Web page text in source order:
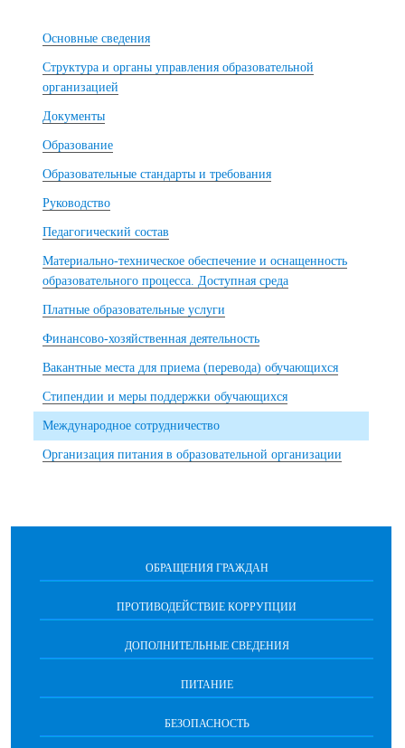
Основные сведения
Структура и органы управления образовательной
организацией
Документы
Образование
Образовательные стандарты и требования
Руководство
Педагогический состав
Материально-техническое обеспечение и оснащенность
образовательного процесса. Доступная среда
Платные образовательные услуги
Финансово-хозяйственная деятельность
Вакантные места для приема (перевода) обучающихся
Стипендии и меры поддержки обучающихся
Международное сотрудничество
Организация питания в образовательной организации
ОБРАЩЕНИЯ ГРАЖДАН
ПРОТИВОДЕЙСТВИЕ КОРРУПЦИИ
ДОПОЛНИТЕЛЬНЫЕ СВЕДЕНИЯ
ПИТАНИЕ
БЕЗОПАСНОСТЬ